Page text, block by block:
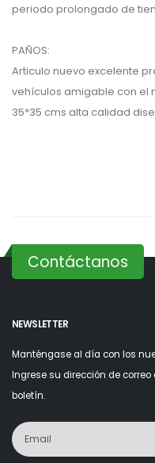
periodo prolongado de
PAÑOS:
Articulo nuevo excelente
vehículos amigable con el
35*35 cms alta calidad
Contáctanos
NEWSLETTER
Manténgase al día con los
Ingrese su dirección de
boletín.